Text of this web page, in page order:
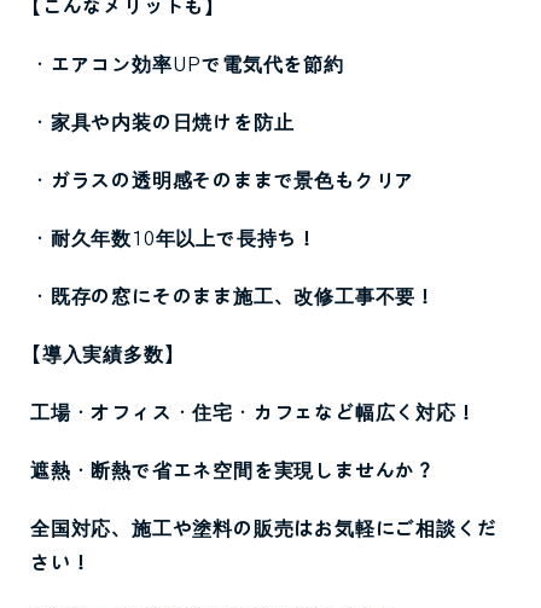
【こんなメリットも】
・エアコン効率UPで電気代を節約
・家具や内装の日焼けを防止
・ガラスの透明感そのままで景色もクリア
・耐久年数10年以上で長持ち！
・既存の窓にそのまま施工、改修工事不要！
【導入実績多数】
工場・オフィス・住宅・カフェなど幅広く対応！
遮熱・断熱で省エネ空間を実現しませんか？
全国対応、施工や塗料の販売はお気軽にご相談くだ
さい！